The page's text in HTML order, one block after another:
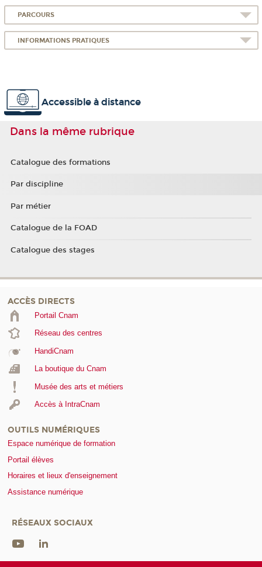
PARCOURS
INFORMATIONS PRATIQUES
Accessible à distance
Dans la même rubrique
Catalogue des formations
Par discipline
Par métier
Catalogue de la FOAD
Catalogue des stages
ACCÈS DIRECTS
Portail Cnam
Réseau des centres
HandiCnam
La boutique du Cnam
Musée des arts et métiers
Accès à IntraCnam
OUTILS NUMÉRIQUES
Espace numérique de formation
Portail élèves
Horaires et lieux d'enseignement
Assistance numérique
RÉSEAUX SOCIAUX